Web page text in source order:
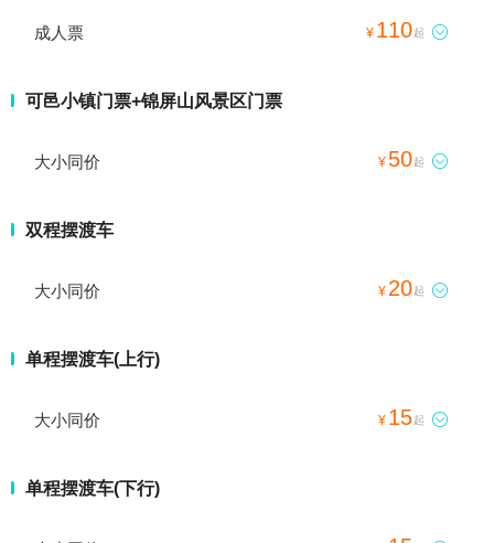
成人票 ¥ 110起 
可邑小镇门票+锦屏山风景区门票
大小同价 ¥ 50起 
双程摆渡车
大小同价 ¥ 20起 
单程摆渡车(上行)
大小同价 ¥ 15起 
单程摆渡车(下行)